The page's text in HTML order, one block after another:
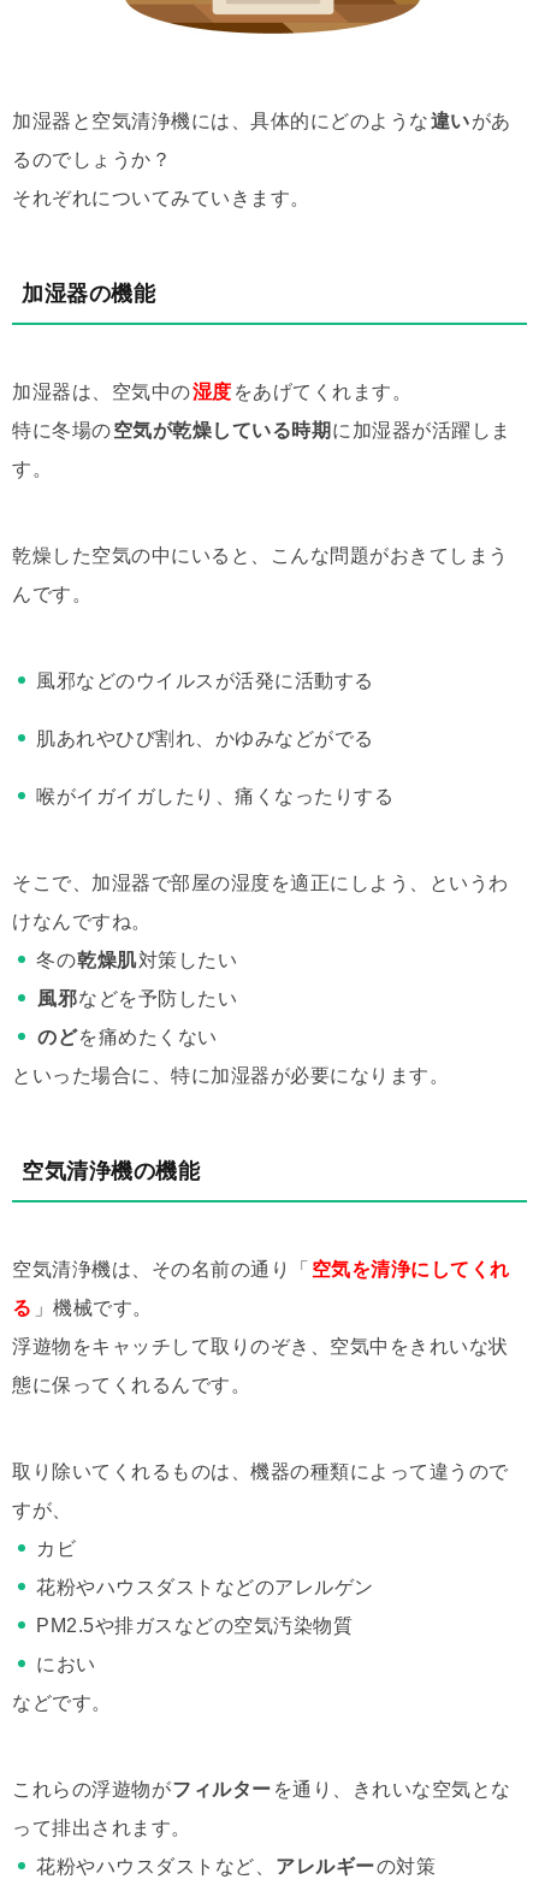
加湿器と空気清浄機には、具体的にどのような違いがあ
るのでしょうか？
それぞれについてみていきます。
加湿器の機能
加湿器は、空気中の湿度 をあげてくれます。
特に冬場の空気が乾燥している時期 に加湿器が活躍しま
す。
乾燥した空気の中にいると、こんな問題がおきてしまう
んです。
風邪などのウイルスが活発に活動する
肌あれやひび割れ、かゆみなどがでる
喉がイガイガしたり、痛くなったりする
そこで、加湿器で部屋の湿度を適正にしよう、というわ
けなんですね。
冬の乾燥肌対策したい
風邪などを予防したい
のどを痛めたくない
といった場合に、特に加湿器が必要になります。
空気清浄機の機能
空気清浄機は、その名前の通り「 空気を清浄にしてくれ
る 」機械です。
浮遊物をキャッチして取りのぞき、空気中をきれいな状
態に保ってくれるんです。
取り除いてくれるものは、機器の種類によって違うので
すが、
カビ
花粉やハウスダストなどのアレルゲン
PM2.5や排ガスなどの空気汚染物質
におい
などです。
これらの浮遊物がフィルター を通り、きれいな空気とな
って排出されます。
花粉やハウスダストなど、 アレルギーの対策